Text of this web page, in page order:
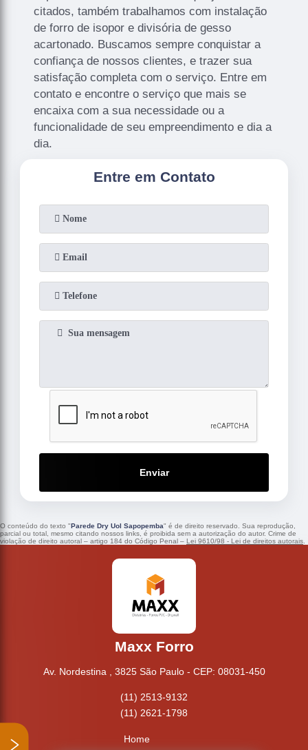
citados, também trabalhamos com instalação
de forro de isopor e divisória de gesso
acartonado. Buscamos sempre conquistar a
confiança de nossos clientes, e trazer sua
satisfação completa com o serviço. Entre em
contato e encontre o serviço que mais se
encaixa com a sua necessidade ou a
funcionalidade de seu empreendimento e dia a
dia.
Entre em Contato
Enviar
O conteúdo do texto "Parede Dry Uol Sapopemba" é de direito reservado. Sua reprodução,
parcial ou total, mesmo citando nossos links, é proibida sem a autorização do autor. Crime de
violação de direito autoral – artigo 184 do Código Penal – Lei 9610/98 - Lei de direitos autorais.
Maxx Forro
Av. Nordestina , 3825 São Paulo - CEP: 08031-450
(11) 2513-9132
(11) 2621-1798
Home